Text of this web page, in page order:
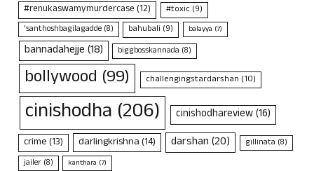
#renukaswamymurdercase(12) #toxic(9)
'santhoshbagilagadde (8) bahubali (9) balayya (7)
bannadahejje(18) biggbosskannada (8)
bollywood (99) challengingstardarshan (10)
cinishodha (206) cinishodhareview(16)
crime(13) darlingkrishna(14) darshan(20) gillinata (8)
jailer (8) kanthara (7)